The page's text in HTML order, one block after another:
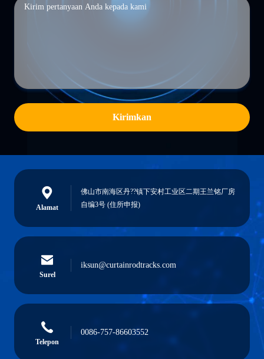
Kirimkan
Alamat
佛山市南海区丹??镇下安村工业区二期王兰铭厂房
自编3号 (住所申报)
Surel
iksun@curtainrodtracks.com
Telepon
0086-757-86603552